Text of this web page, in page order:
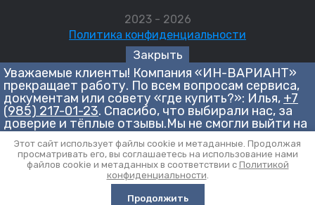
0
2023 - 2026
Политика конфиденциальности
Сайт создан в:megagroup.ru
Данные о товарах и услугах, включая цены и технические
характеристики, представленные на сайте, не являются
публичной офертой, определяемой положениями Статьи 437
(2) ГК РФ, а носят исключительно информационный характер.
Для получения точной информации о наличии и стоимости
товара, пожалуйста, обращайтесь по нашим телефонам.
Закрыть
Уважаемые клиенты! Компания «ИН-ВАРИАНТ»
прекращает работу. По всем вопросам сервиса,
документам или совету «где купить?»: Илья, +7
(985) 217-01-23. Спасибо, что выбирали нас, за
доверие и тёплые отзывы.Мы не смогли выйти на
приемлемую стоимость привлечения клиента в
текущей экономической ситуации — это
вынудило нас принять непростое решение о
закрытии.
Этот сайт использует файлы cookie и метаданные. Продолжая
просматривать его, вы соглашаетесь на использование нами
файлов cookie и метаданных в соответствии с Политикой
конфиденциальности.
Продолжить